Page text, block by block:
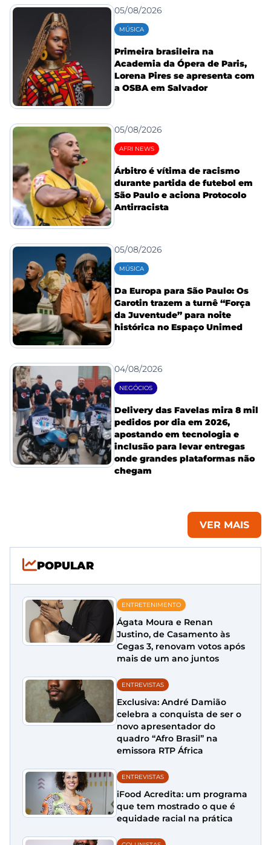
05/08/2026
MÚSICA
Primeira brasileira na
Academia da Ópera de Paris,
Lorena Pires se apresenta com
a OSBA em Salvador
05/08/2026
AFRI NEWS
Árbitro é vítima de racismo
durante partida de futebol em
São Paulo e aciona Protocolo
Antirracista
05/08/2026
MÚSICA
Da Europa para São Paulo: Os
Garotin trazem a turnê “Força
da Juventude” para noite
histórica no Espaço Unimed
04/08/2026
NEGÓCIOS
Delivery das Favelas mira 8 mil
pedidos por dia em 2026,
apostando em tecnologia e
inclusão para levar entregas
onde grandes plataformas não
chegam
VER MAIS
POPULAR
ENTRETENIMENTO
Ágata Moura e Renan
Justino, de Casamento às
Cegas 3, renovam votos após
mais de um ano juntos
ENTREVISTAS
Exclusiva: André Damião
celebra a conquista de ser o
novo apresentador do
quadro “Afro Brasil” na
emissora RTP África
ENTREVISTAS
iFood Acredita: um programa
que tem mostrado o que é
equidade racial na prática